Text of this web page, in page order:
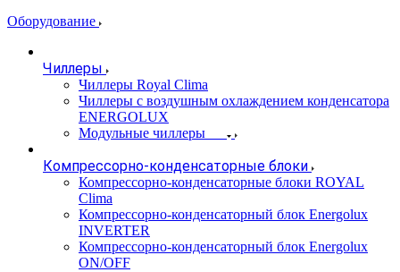
Оборудование
Чиллеры
Чиллеры Royal Clima
Чиллеры с воздушным охлаждением конденсатора
ENERGOLUX
Модульные чиллеры
Компрессорно-конденсаторные блоки
Компрессорно-конденсаторные блоки ROYAL
Clima
Компрессорно-конденсаторный блок Energolux
INVERTER
Компрессорно-конденсаторный блок Energolux
ON/OFF